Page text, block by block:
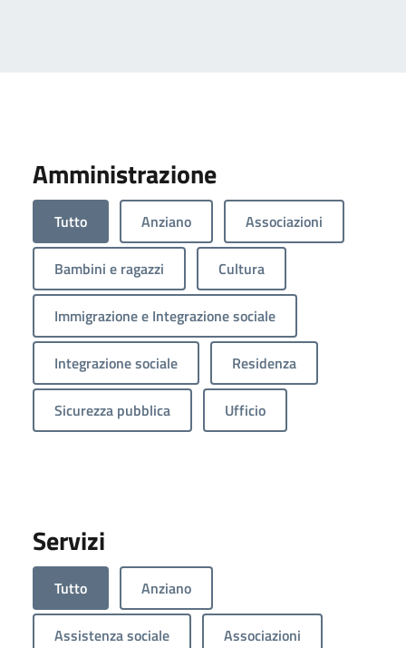
Amministrazione
Tutto Anziano Associazioni
Bambini e ragazzi Cultura
Immigrazione e Integrazione sociale
Integrazione sociale Residenza
Sicurezza pubblica Ufficio
Servizi
Tutto Anziano
Assistenza sociale Associazioni